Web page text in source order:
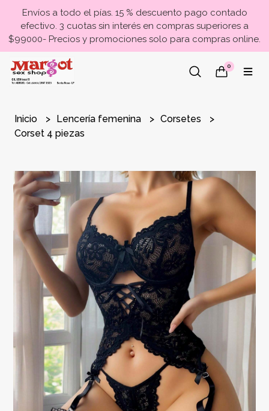
Envíos a todo el pías. 15 % descuento pago contado
efectivo. 3 cuotas sin interés en compras superiores a
$99000- Precios y promociones solo para compras online.
0
Inicio Lencería femenina
Corsetes
Corset 4 piezas